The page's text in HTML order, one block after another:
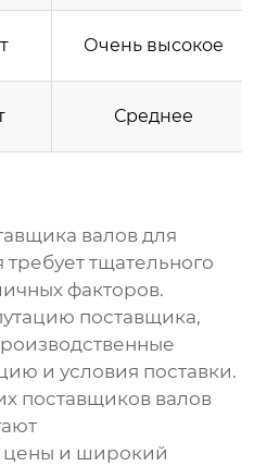
Очень высокое
Среднее
валов для
тщательного
факторов.
поставщика,
и условия поставки.
поставщиков валов
цены и широкий